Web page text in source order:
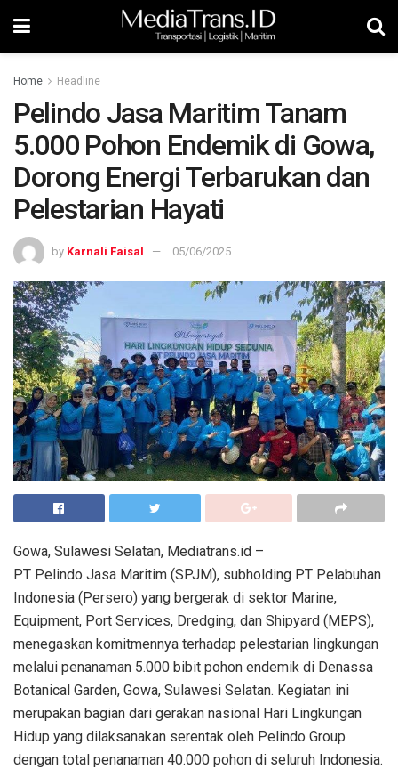
Home Headline
Pelindo Jasa Maritim Tanam
5.000 Pohon Endemik di Gowa,
Dorong Energi Terbarukan dan
Pelestarian Hayati
by Karnali Faisal 05/06/2025
Gowa, Sulawesi Selatan, Mediatrans.id –
PT Pelindo Jasa Maritim (SPJM), subholding PT Pelabuhan
Indonesia (Persero) yang bergerak di sektor Marine,
Equipment, Port Services, Dredging, dan Shipyard (MEPS),
menegaskan komitmennya terhadap pelestarian lingkungan
melalui penanaman 5.000 bibit pohon endemik di Denassa
Botanical Garden, Gowa, Sulawesi Selatan. Kegiatan ini
merupakan bagian dari gerakan nasional Hari Lingkungan
Hidup yang dilaksanakan serentak oleh Pelindo Group
dengan total penanaman 40.000 pohon di seluruh Indonesia.